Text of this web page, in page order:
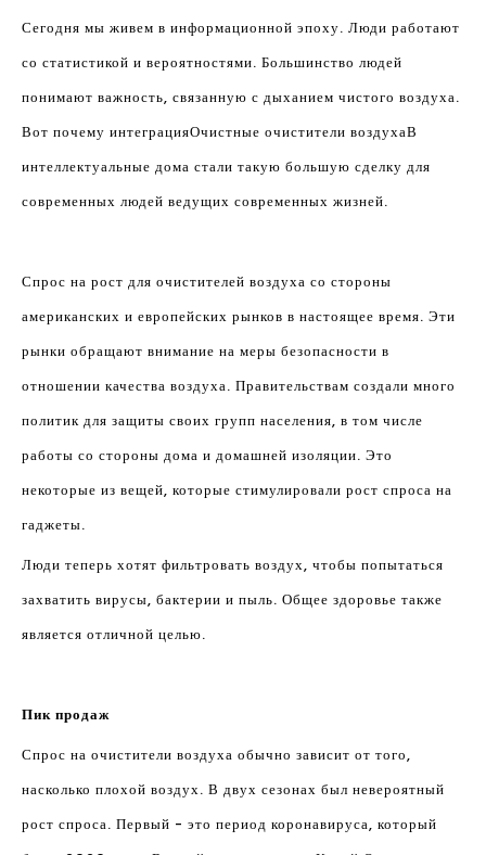
Сегодня мы живем в информационной эпоху. Люди работают
со статистикой и вероятностями. Большинство людей
понимают важность, связанную с дыханием чистого воздуха.
Вот почему интеграцияОчистные очистители воздухаВ
интеллектуальные дома стали такую ​​большую сделку для
современных людей ведущих современных жизней.
Спрос на рост для очистителей воздуха со стороны
американских и европейских рынков в настоящее время. Эти
рынки обращают внимание на меры безопасности в
отношении качества воздуха. Правительствам создали много
политик для защиты своих групп населения, в том числе
работы со стороны дома и домашней изоляции. Это
некоторые из вещей, которые стимулировали рост спроса на
гаджеты.
Люди теперь хотят фильтровать воздух, чтобы попытаться
захватить вирусы, бактерии и пыль. Общее здоровье также
является отличной целью.
Пик продаж
Спрос на очистители воздуха обычно зависит от того,
насколько плохой воздух. В двух сезонах был невероятный
рост спроса. Первый - это период коронавируса, который